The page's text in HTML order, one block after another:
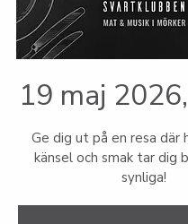
19 maj
Ge dig ut på en resa där
känsel och smak tar dig
synliga!